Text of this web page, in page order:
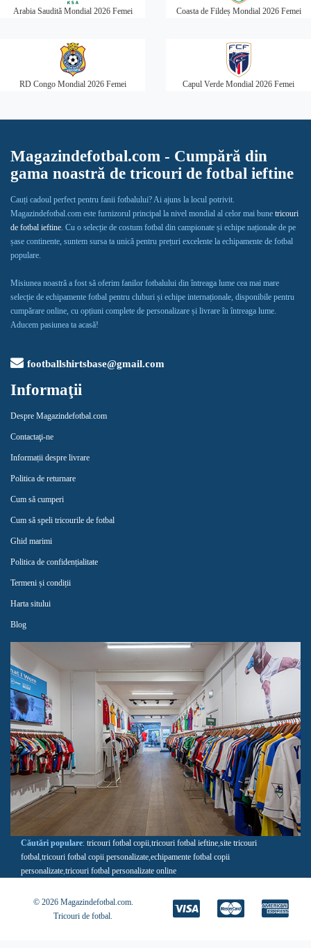
Arabia Saudită Mondial 2026 Femei Coasta de Fildeș Mondial 2026 Femei
RD Congo Mondial 2026 Femei Capul Verde Mondial 2026 Femei
Magazindefotbal.com - Cumpără din
gama noastră de tricouri de fotbal ieftine
Cauți cadoul perfect pentru fanii fotbalului? Ai ajuns la locul potrivit.
Magazindefotbal.com este furnizorul principal la nivel mondial al celor mai bune tricouri
de fotbal ieftine. Cu o selecție de costum fotbal din campionate și echipe naționale de pe
șase continente, suntem sursa ta unică pentru prețuri excelente la echipamente de fotbal
populare.
Misiunea noastră a fost să oferim fanilor fotbalului din întreaga lume cea mai mare
selecție de echipamente fotbal pentru cluburi și echipe internaționale, disponibile pentru
cumpărare online, cu opțiuni complete de personalizare și livrare în întreaga lume.
Aducem pasiunea ta acasă!
footballshirtsbase@gmail.com
Informaţii
Despre Magazindefotbal.com
Contactaţi-ne
Informații despre livrare
Politica de returnare
Cum să cumperi
Cum să speli tricourile de fotbal
Ghid marimi
Politica de confidențialitate
Termeni și condiții
Harta sitului
Blog
Căutări populare: tricouri fotbal copii tricouri fotbal ieftine site tricouri
fotbal tricouri fotbal copii personalizate echipamente fotbal copii
personalizate tricouri fotbal personalizate online
© 2026 Magazindefotbal.com.
Tricouri de fotbal